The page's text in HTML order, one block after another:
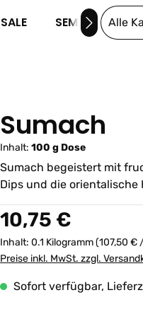
SALE SEMINAREAlle
Sumach
Inhalt: 100 g Dose
Sumach begeistert mit
Dips und die orientalische
Regulärer Preis:
10,75 €
Inhalt: 0.1 Kilogramm(107,50 €
Preise inkl. MwSt. zzgl.
Sofort verfügbar,